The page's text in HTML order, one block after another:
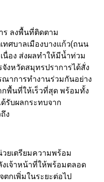
ร ลงพื้นที่ติดตาม
ศบาลเมืองบางแก้ว(ถนน
นื่อง ส่งผลทำให้มีน้ำท่วม
งหวัดสมุทรปราการได้สั่ง
าการทำงานร่วมกันอย่าง
กพื้นที่ให้เร็วที่สุด พร้อมทั้ง
รับผลกระทบจาก
ง
ยเตรียมความพร้อม
งเจ้าหน้าที่ให้พร้อมตลอด
ตกเพิ่มในระยะต่อไป